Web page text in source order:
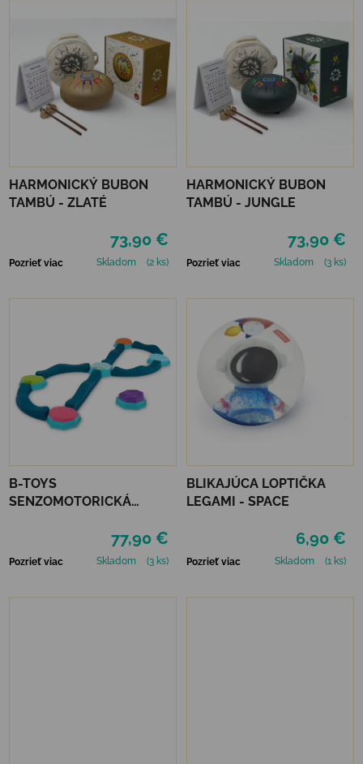
HARMONICKÝ BUBON
TAMBÚ - ZLATÉ
73,90 €
Pozrieť viac Skladom (2 ks)
HARMONICKÝ BUBON
TAMBÚ - JUNGLE
73,90 €
Pozrieť viac Skladom (3 ks)
B-TOYS
SENZOMOTORICKÁ
HUDOBNÁ - BALANCE &
GROOVE
77,90 €
Pozrieť viac Skladom (3 ks)
BLIKAJÚCA LOPTIČKA
LEGAMI - SPACE
6,90 €
Pozrieť viac Skladom (1 ks)